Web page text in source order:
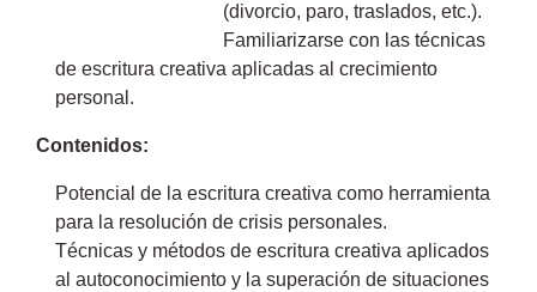
(divorcio, paro, traslados, etc.).
Familiarizarse con las técnicas
de escritura creativa aplicadas al crecimiento
personal.
Contenidos:
Potencial de la escritura creativa como herramienta
para la resolución de crisis personales.
Técnicas y métodos de escritura creativa aplicados
al autoconocimiento y la superación de situaciones